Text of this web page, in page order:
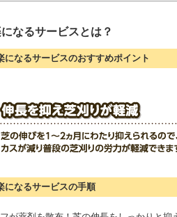
なるサービスとは？
になるサービスのおすすめポイント
になるサービスの手順